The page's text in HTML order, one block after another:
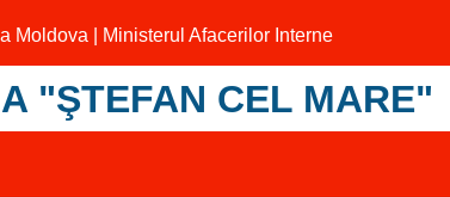
Moldova | Ministerul Afacerilor Interne
"ŞTEFAN CEL MARE"